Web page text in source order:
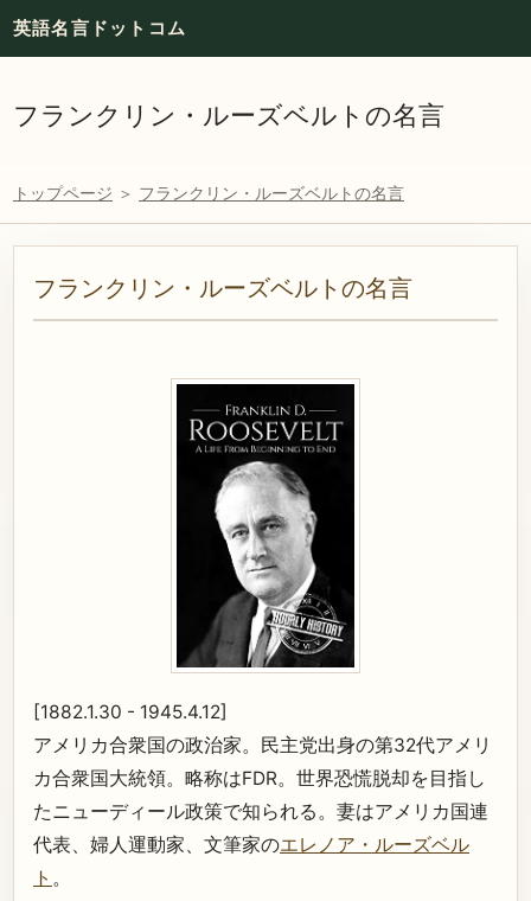
英語名言ドットコム
フランクリン・ルーズベルトの名言
トップページ ＞ フランクリン・ルーズベルトの名言
フランクリン・ルーズベルトの名言
[1882.1.30 - 1945.4.12]
アメリカ合衆国の政治家。民主党出身の第32代アメリ
カ合衆国大統領。略称はFDR。世界恐慌脱却を目指し
たニューディール政策で知られる。妻はアメリカ国連
代表、婦人運動家、文筆家のエレノア・ルーズベル
ト 。